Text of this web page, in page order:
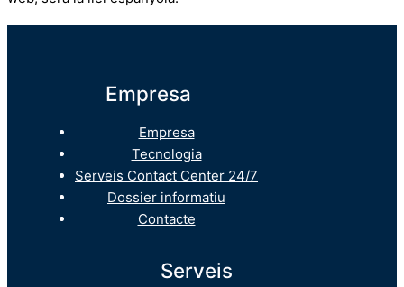
Empresa
Empresa
Tecnologia
Serveis Contact Center 24/7
Dossier informatiu
Contacte
Serveis